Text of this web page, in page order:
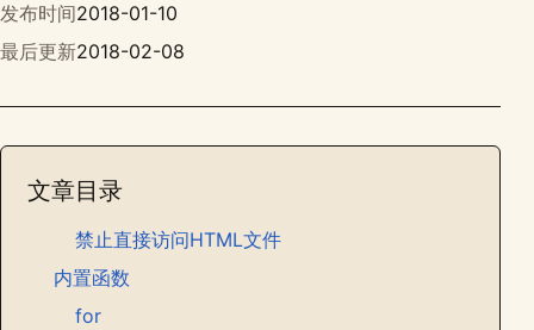
发布时间2018-01-10
最后更新2018-02-08
文章目录
禁止直接访问HTML文件
内置函数
for